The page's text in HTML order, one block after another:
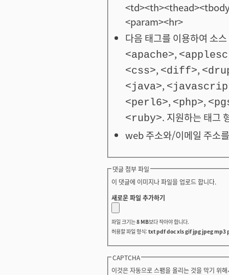
<param><hr>
다음 태그를 이용하여 소
<apache>,
<css>, <diff>,
<java>,
<perl6>, <php>,
<ruby>. 지원하는 태그
web 주소와/이메일 주소
댓글 첨부 파일
이 댓글에 이미지나 파일을 업로드 합니다.
새로운 파일 추가하기
파일 크기는8 MB보다 작아야 합니다.
허용할 파일 형식: txt pdf doc xls gif jpg jpeg mp3
CAPTCHA
이것은 자동으로 스팸을 올리는 것을 막기 위